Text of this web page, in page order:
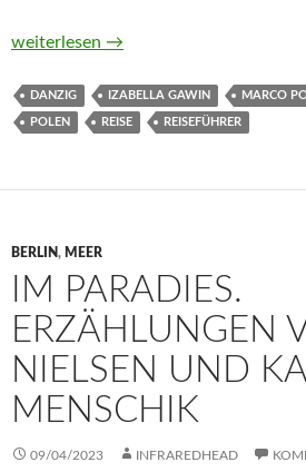
MARCO POLO Polnische
weiterlesen →
DANZIG IZABELLA GAWIN MARCO
POLEN REISE REISEFÜHRER
BERLIN, MEER
IM PARADIES.
ERZÄHLUNGEN
NIELSEN UND
MENSCHIK
09/04/2023 INFRAREDHEAD